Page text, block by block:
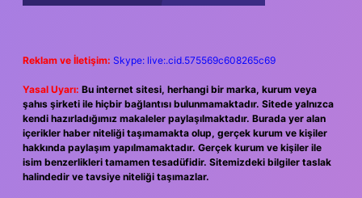
Reklam ve İletişim: Skype: live:.cid.575569c608265c69
Yasal Uyarı: Bu internet sitesi, herhangi bir marka, kurum veya
şahıs şirketi ile hiçbir bağlantısı bulunmamaktadır. Sitede yalnızca
kendi hazırladığımız makaleler paylaşılmaktadır. Burada yer alan
içerikler haber niteliği taşımamakta olup, gerçek kurum ve kişiler
hakkında paylaşım yapılmamaktadır. Gerçek kurum ve kişiler ile
isim benzerlikleri tamamen tesadüfidir. Sitemizdeki bilgiler taslak
halindedir ve tavsiye niteliği taşımazlar.